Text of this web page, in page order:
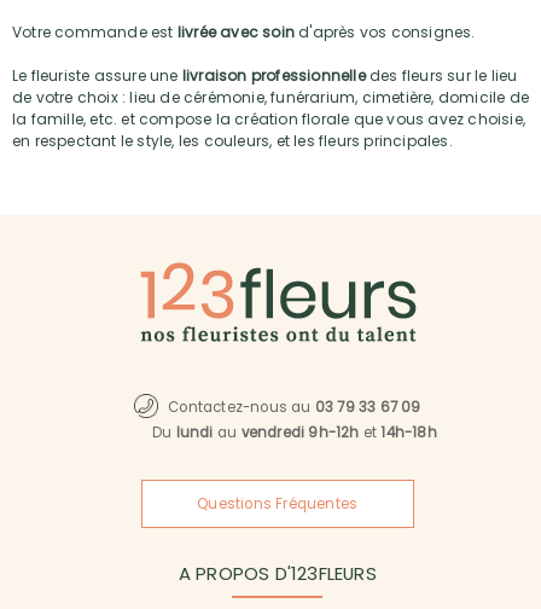
Votre commande est livrée avec soind'après vos consignes.
Le fleuriste assure une livraison professionnelledes fleurs sur le lieu
de votre choix : lieu de cérémonie, funérarium, cimetière, domicile de
la famille, etc. et compose la création florale que vous avez choisie,
en respectant le style, les couleurs, et les fleurs principales.
Contactez-nous au 03 79 33 67 09
Du lundi au vendredi 9h-12h et14h-18h
Questions Fréquentes
A PROPOS D'123FLEURS